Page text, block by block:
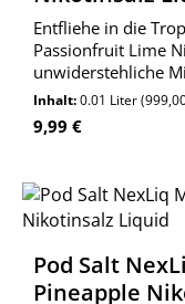
Entfliehe in die
Passionfruit Lime
unwiderstehliche
Passionsfrucht und
Inhalt:0.01 Liter
Regulärer Preis:
9,99 €
Pod Salt
Pineapple